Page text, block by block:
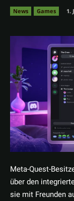
News Games 1.
Meta-Quest-
über den
sie mit Freunden